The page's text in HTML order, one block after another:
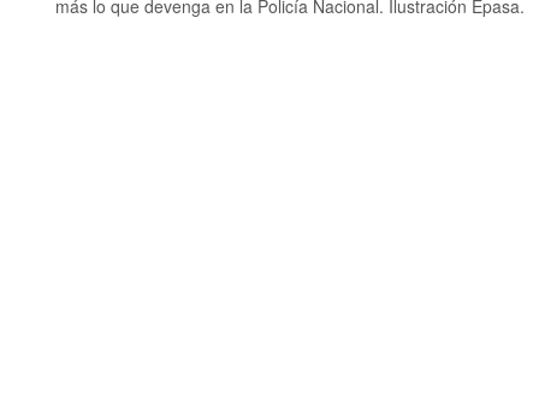
más lo que devenga en la Policía Nacional. Ilustración Epasa.